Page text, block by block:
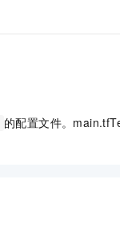
的配置文件。 main.tf